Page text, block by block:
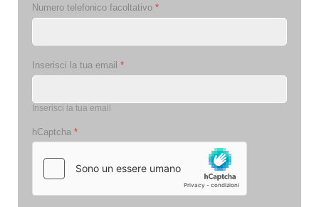
Numero telefonico facoltativo *
Inserisci la tua email *
Inserisci la tua email
hCaptcha *